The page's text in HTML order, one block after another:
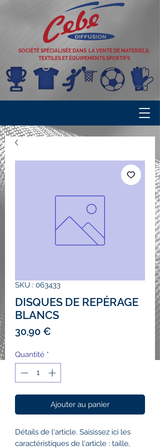
SOCIÉTÉ SPÉCIALISÉE DANS LA VENTE DE MATÉRIELS,
TEXTILES ET ÉQUIPEMENTS SPORTIFS
SKU : 063433
DISQUES DE REPÉRAGE
BLANCS
30,90 €
Quantité *
Ajouter au panier
Détails de l'article. Saisissez ici les
caractéristiques de l'article : taille,